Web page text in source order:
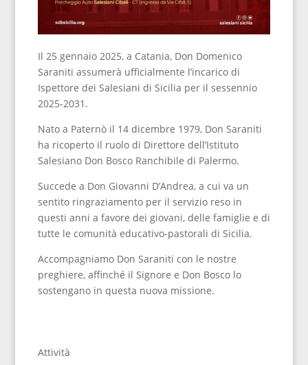
Il 25 gennaio 2025, a Catania, Don Domenico
Saraniti assumerà ufficialmente l’incarico di
Ispettore dei Salesiani di Sicilia per il sessennio
2025-2031.
Nato a Paternò il 14 dicembre 1979, Don Saraniti
ha ricoperto il ruolo di Direttore dell’Istituto
Salesiano Don Bosco Ranchibile di Palermo.
Succede a Don Giovanni D’Andrea, a cui va un
sentito ringraziamento per il servizio reso in
questi anni a favore dei giovani, delle famiglie e di
tutte le comunità educativo-pastorali di Sicilia.
Accompagniamo Don Saraniti con le nostre
preghiere, affinché il Signore e Don Bosco lo
sostengano in questa nuova missione.
Attività